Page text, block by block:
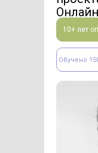
Обучено
10+ лет